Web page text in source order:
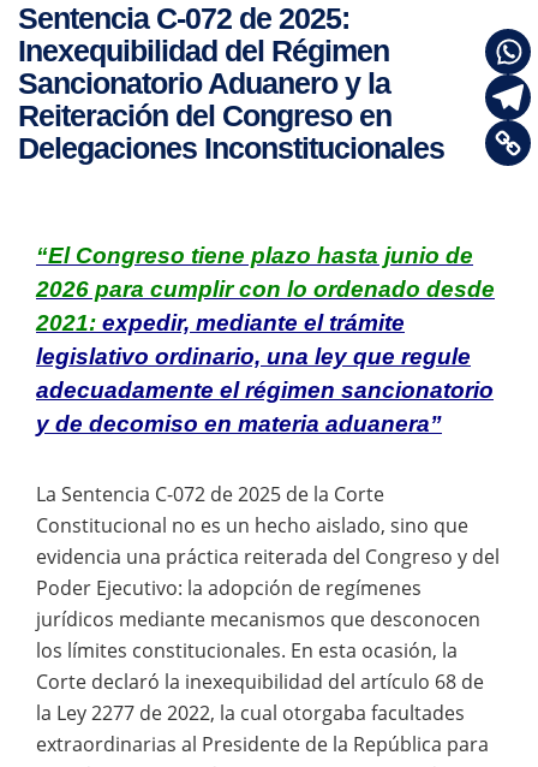
Sentencia C-072 de 2025:
Inexequibilidad del Régimen
Sancionatorio Aduanero y la
Reiteración del Congreso en
Delegaciones Inconstitucionales
“El Congreso tiene plazo hasta junio de
2026 para cumplir con lo ordenado desde
2021: expedir, mediante el trámite
legislativo ordinario, una ley que regule
adecuadamente el régimen sancionatorio
y de decomiso en materia aduanera”
La Sentencia C-072 de 2025 de la Corte
Constitucional no es un hecho aislado, sino que
evidencia una práctica reiterada del Congreso y del
Poder Ejecutivo: la adopción de regímenes
jurídicos mediante mecanismos que desconocen
los límites constitucionales. En esta ocasión, la
Corte declaró la inexequibilidad del artículo 68 de
la Ley 2277 de 2022, la cual otorgaba facultades
extraordinarias al Presidente de la República para